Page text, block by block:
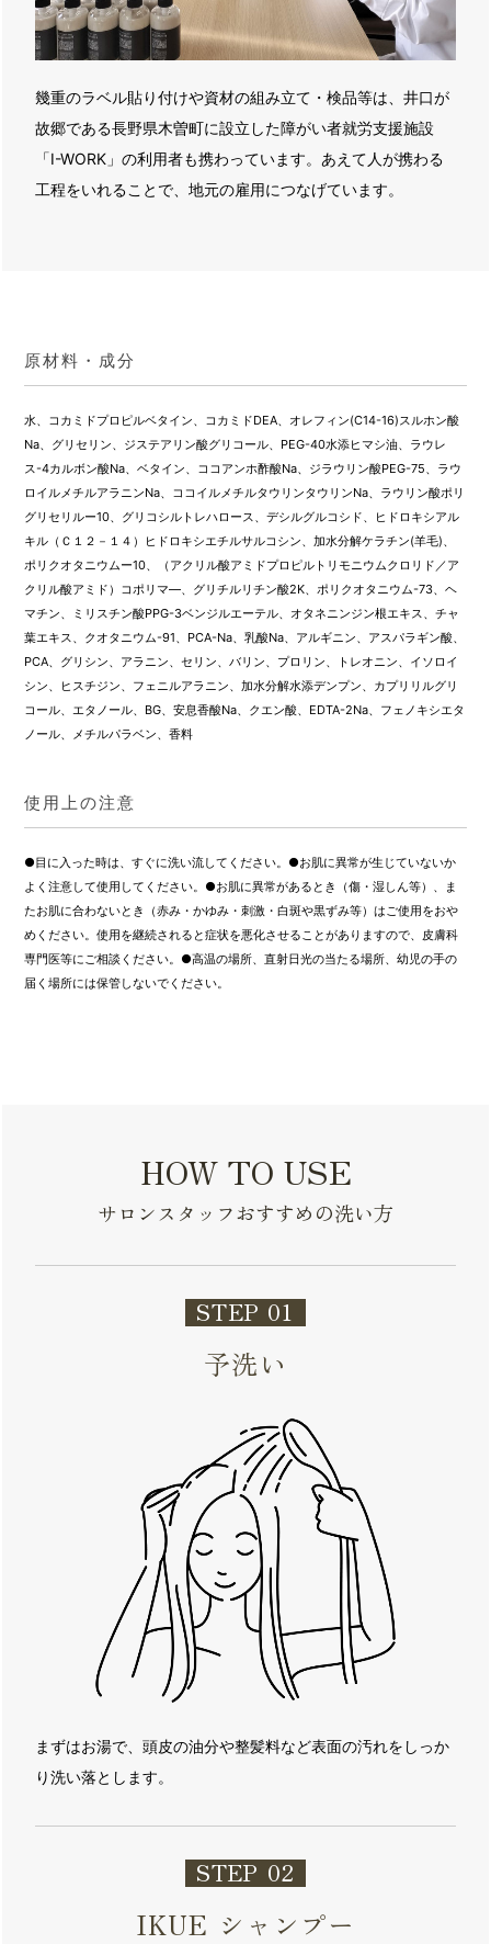
幾重のラベル貼り付けや資材の組み立て・検品等は、井口が
故郷である長野県木曽町に設立した障がい者就労支援施設
「I-WORK」の利用者も携わっています。あえて人が携わる
工程をいれることで、地元の雇用につなげています。
原材料・成分
水、コカミドプロピルベタイン、コカミドDEA、オレフィン(C14-16)スルホン酸
Na、グリセリン、ジステアリン酸グリコール、PEG-40水添ヒマシ油、ラウレ
ス-4カルボン酸Na、ベタイン、ココアンホ酢酸Na、ジラウリン酸PEG-75、ラウ
ロイルメチルアラニンNa、ココイルメチルタウリンタウリンNa、ラウリン酸ポリ
グリセリルー10、グリコシルトレハロース、デシルグルコシド、ヒドロキシアル
キル（Ｃ１２－１４）ヒドロキシエチルサルコシン、加水分解ケラチン(羊毛)、
ポリクオタニウムー10、（アクリル酸アミドプロピルトリモニウムクロリド／ア
クリル酸アミド）コポリマ―、グリチルリチン酸2K、ポリクオタニウム-73、ヘ
マチン、ミリスチン酸PPG-3ベンジルエーテル、オタネニンジン根エキス、チャ
葉エキス、クオタニウム-91、PCA-Na、乳酸Na、アルギニン、アスパラギン酸、
PCA、グリシン、アラニン、セリン、バリン、プロリン、トレオニン、イソロイ
シン、ヒスチジン、フェニルアラニン、加水分解水添デンプン、カプリリルグリ
コール、エタノール、BG、安息香酸Na、クエン酸、EDTA-2Na、フェノキシエタ
ノール、メチルパラベン、香料
使用上の注意
●目に入った時は、すぐに洗い流してください。●お肌に異常が生じていないか
よく注意して使用してください。●お肌に異常があるとき（傷・湿しん等）、ま
たお肌に合わないとき（赤み・かゆみ・刺激・白斑や黒ずみ等）はご使用をおや
めください。使用を継続されると症状を悪化させることがありますので、皮膚科
専門医等にご相談ください。●高温の場所、直射日光の当たる場所、幼児の手の
届く場所には保管しないでください。
HOW TO USE
サロンスタッフおすすめの洗い方
STEP 01
予洗い
まずはお湯で、頭皮の油分や整髪料など表面の汚れをしっか
り洗い落とします。
STEP 02
IKUE シャンプー